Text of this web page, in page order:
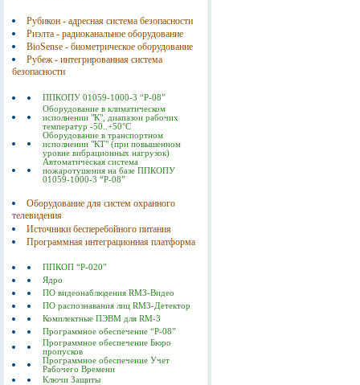
Рубикон - адресная система безопасности
Риэлта - радиоканальное оборудование
BioSense - биометрическое оборудование
Рубеж - интегрированная система
безопасности
ППКОПУ 01059-1000-3 “Р-08”
Оборудование в климатическом
исполнении "К", диапазон рабочих
температур -50..+50°С
Оборудование в транспортном
исполнении "КТ" (при повышенном
уровне вибрационных нагрузок)
Автоматическая система
пожаротушения на базе ППКОПУ
01059-1000-3 “Р-08”
Оборудование для систем охранного
телевидения
Источники бесперебойного питания
Программная интеграционная платформа
ППКОП “Р-020”
Ядро
ПО видеонаблюдения RM3-Видео
ПО распознавания лиц RM3-Детектор
Комплектные ПЭВМ для RM-3
Программное обеспечение “Р-08”
Программное обеспечение Бюро
пропусков
Программное обеспечение Учет
Рабочего Времени
Ключи Защиты